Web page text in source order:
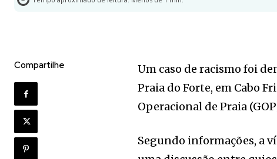
Compartilhe
Um caso de racismo foi
Praia do Forte, em Cabo
Operacional de Praia
Segundo informações, a